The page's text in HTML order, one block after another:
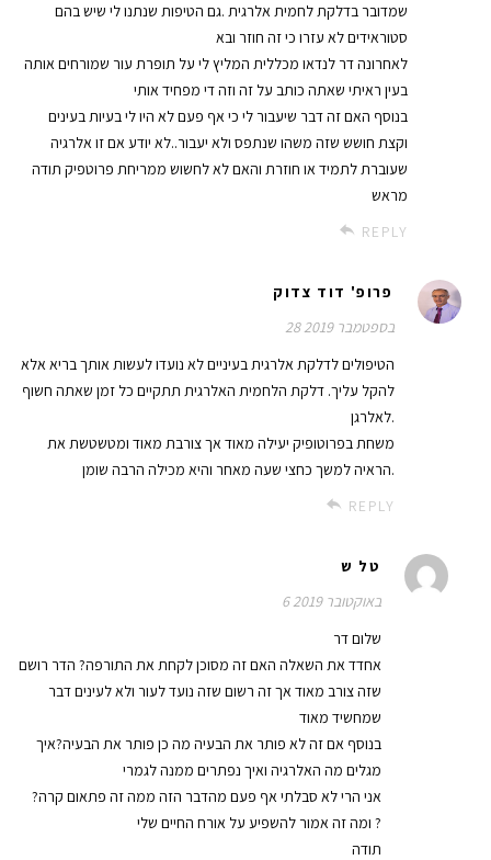
שמדובר בדלקת לחמית אלרגית .גם הטיפות שנתנו לי שיש בהם
סטוראידים לא עזרו כי זה חוזר ובא
לאחרונה דר לנדאו מכללית המליץ לי על תופרת עור שמורחים אותה
בעין ראיתי שאתה כותב על זה וזה די מפחיד אותי
בנוסף האם זה דבר שיעבור לי כי אף פעם לא היו לי בעיות בעינים
וקצת חושש שזה משהו שנתפס ולא יעבור..לא יודע אם זו אלרגיה
שעוברת לתמיד או חוזרת והאם לא לחשוש ממריחת פרוטפיק תודה
מראש
REPLY
פרופ' דוד צדוק
28 בספטמבר 2019
הטיפולים לדלקת אלרגית בעיניים לא נועדו לעשות אותך בריא אלא
להקל עליך. דלקת הלחמית האלרגית תתקיים כל זמן שאתה חשוף
לאלרגן.
משחת בפרוטופיק יעילה מאוד אך צורבת מאוד ומטשטשת את
הראיה למשך כחצי שעה מאחר והיא מכילה הרבה שומן.
REPLY
טל ש
6 באוקטובר 2019
שלום דר
אחדד את השאלה האם זה מסוכן לקחת את התורפה? הדר רושם
שזה צורב מאוד אך זה רשום שזה נועד לעור ולא לעינים דבר
שמחשיד מאוד
בנוסף אם זה לא פותר את הבעיה מה כן פותר את הבעיה?איך
מגלים מה האלרגיה ואיך נפתרים ממנה לגמרי
אני הרי לא סבלתי אף פעם מהדבר הזה ממה זה פתאום קרה?
ומה זה אמור להשפיע על אורח החיים שלי ?
תודה